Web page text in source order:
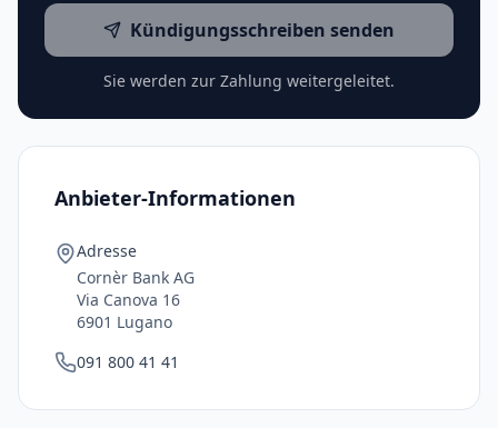
Kündigungsschreiben senden
Sie werden zur Zahlung weitergeleitet.
Anbieter-Informationen
Adresse
Cornèr Bank AG
Via Canova 16
6901 Lugano
091 800 41 41